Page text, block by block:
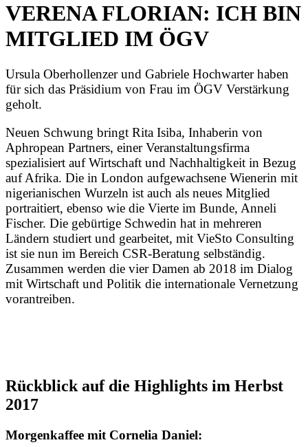
VERENA FLORIAN: ICH BIN
MITGLIED IM ÖGV
Ursula Oberhollenzer und Gabriele Hochwarter haben
für sich das Präsidium von Frau im ÖGV Verstärkung
geholt.
Neuen Schwung bringt Rita Isiba, Inhaberin von
Aphropean Partners, einer Veranstaltungsfirma
spezialisiert auf Wirtschaft und Nachhaltigkeit in Bezug
auf Afrika. Die in London aufgewachsene Wienerin mit
nigerianischen Wurzeln ist auch als neues Mitglied
portraitiert, ebenso wie die Vierte im Bunde, Anneli
Fischer. Die gebürtige Schwedin hat in mehreren
Ländern studiert und gearbeitet, mit VieSto Consulting
ist sie nun im Bereich CSR-Beratung selbständig.
Zusammen werden die vier Damen ab 2018 im Dialog
mit Wirtschaft und Politik die internationale Vernetzung
vorantreiben.
Rückblick auf die Highlights im Herbst
2017
Morgenkaffee mit Cornelia Daniel: